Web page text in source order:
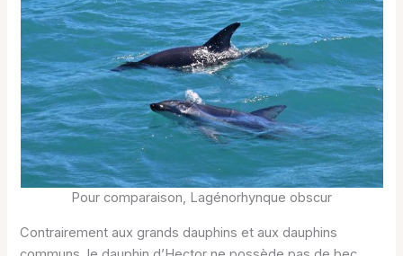
Pour comparaison, Lagénorhynque obscur
Contrairement aux grands dauphins et aux dauphins